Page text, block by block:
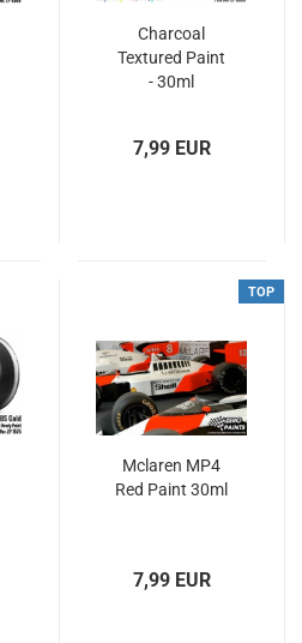
Charcoal
Textured Paint
- 30ml
zp-1583
7,99 EUR
TOP
Mclaren MP4
Red Paint 30ml
7,99 EUR